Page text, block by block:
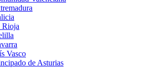
Rioja
Vasco
de Asturias